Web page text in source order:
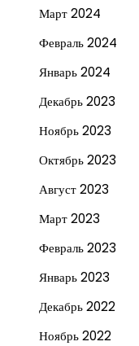
Март 2024
Февраль 2024
Январь 2024
Декабрь 2023
Ноябрь 2023
Октябрь 2023
Август 2023
Март 2023
Февраль 2023
Январь 2023
Декабрь 2022
Ноябрь 2022